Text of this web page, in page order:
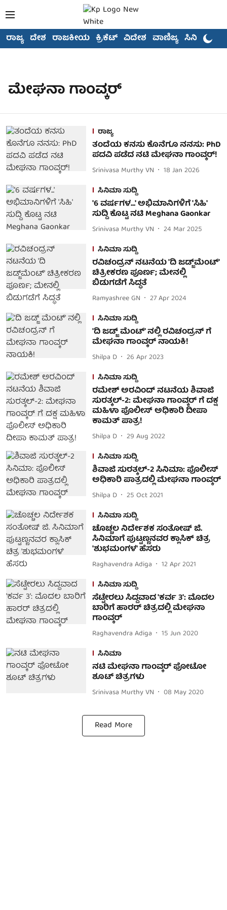
ರಾಜ್ಯ ದೇಶ ರಾಜಕೀಯ ಕ್ರಿಕೆಟ್ ವಿದೇಶ ವಾಣಿಜ್ಯ ಸಿನಿಮಾ
ಮೇಘನಾ ಗಾಂವ್ಕರ್
ರಾಜ್ಯ
ತಂದೆಯ ಕನಸು ಕೊನೆಗೂ ನನಸು: PhD
ಪದವಿ ಪಡೆದ ನಟಿ ಮೇಘನಾ ಗಾಂವ್ಕರ್!
Srinivasa Murthy VN
18 Jan 2026
ಸಿನಿಮಾ ಸುದ್ದಿ
'6 ವರ್ಷಗಳ...' ಅಭಿಮಾನಿಗಳಿಗೆ 'ಸಿಹಿ'
ಸುದ್ದಿ ಕೊಟ್ಟ ನಟಿ Meghana Gaonkar
Srinivasa Murthy VN
24 Mar 2025
ಸಿನಿಮಾ ಸುದ್ದಿ
ರವಿಚಂದ್ರನ್ ನಟನೆಯ 'ದಿ ಜಡ್ಜ್‌ಮೆಂಟ್'
ಚಿತ್ರೀಕರಣ ಪೂರ್ಣ; ಮೇನಲ್ಲಿ
ಬಿಡುಗಡೆಗೆ ಸಿದ್ಧತೆ
Ramyashree GN
27 Apr 2024
ಸಿನಿಮಾ ಸುದ್ದಿ
'ದಿ ಜಡ್ಜ್ ಮೆಂಟ್' ನಲ್ಲಿ ರವಿಚಂದ್ರನ್ ಗೆ
ಮೇಘನಾ ಗಾಂವ್ಕರ್ ನಾಯಕಿ!
Shilpa D
26 Apr 2023
ಸಿನಿಮಾ ಸುದ್ದಿ
ರಮೇಶ್ ಅರವಿಂದ್ ನಟನೆಯ ಶಿವಾಜಿ
ಸುರತ್ಕಲ್-2: ಮೇಘನಾ ಗಾಂವ್ಕರ್ ಗೆ ದಕ್ಷ
ಮಹಿಳಾ ಪೊಲೀಸ್ ಅಧಿಕಾರಿ ದೀಪಾ
ಕಾಮತ್ ಪಾತ್ರ!
Shilpa D
29 Aug 2022
ಸಿನಿಮಾ ಸುದ್ದಿ
ಶಿವಾಜಿ ಸುರತ್ಕಲ್-2 ಸಿನಿಮಾ: ಪೊಲೀಸ್
ಅಧಿಕಾರಿ ಪಾತ್ರದಲ್ಲಿ ಮೇಘನಾ ಗಾಂವ್ಕರ್
Shilpa D
25 Oct 2021
ಸಿನಿಮಾ ಸುದ್ದಿ
ಚೊಚ್ಚಲ ನಿರ್ದೇಶಕ ಸಂತೋಷ್ ಜಿ.
ಸಿನಿಮಾಗೆ ಪುಟ್ಟಣ್ಣನವರ ಕ್ಲಾಸಿಕ್ ಚಿತ್ರ
'ಶುಭಮಂಗಳ' ಹೆಸರು
Raghavendra Adiga
12 Apr 2021
ಸಿನಿಮಾ ಸುದ್ದಿ
ಸೆಟ್ಟೇರಲು ಸಿದ್ದವಾದ 'ಕರ್ವ 3': ಮೊದಲ
ಬಾರಿಗೆ ಹಾರರ್ ಚಿತ್ರದಲ್ಲಿ ಮೇಘನಾ
ಗಾಂವ್ಕರ್
Raghavendra Adiga
15 Jun 2020
ಸಿನಿಮಾ
ನಟಿ ಮೇಘನಾ ಗಾಂವ್ಕರ್ ಫೋಟೋ
ಶೂಟ್ ಚಿತ್ರಗಳು
Srinivasa Murthy VN 08 May 2020
Read More